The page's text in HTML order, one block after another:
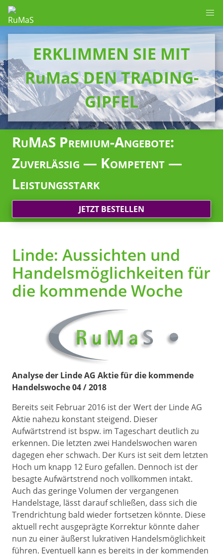
ERKLIMMEN SIE MIT
RuMaS DEN TRADING-
GIPFEL
RuMaS Premium-Angebote:
Zuverlässig — Kompetent —
Leistungsstark
JETZT BESTELLEN
Linde: Aussichten und
Handelsmöglichkeiten für
die kommende Woche
Analyse der Linde AG Aktie für die kommende
Handelswoche 04 / 2018
Bereits seit Februar 2016 ist der Wert der Linde AG
Aktie nahezu konstant steigend. Dieser
Aufwärtstrend ist bspw. im Tageschart deutlich zu
erkennen. Die letzten zwei Handelswochen waren
dagegen eher schwach. Der Kurs ist seit dem letzten
Hoch um knapp 12 Euro gefallen. Dennoch ist der
besagte Aufwärtstrend noch vollkommen intakt.
Auch das geringe Volumen der vergangenen
Handelstage, lässt darauf schließen, dass sich die
Trendrichtung bald wieder fortsetzen könnte. Diese
aktuell recht ausgeprägte Korrektur könnte daher
nun zu einer äußerst lukrativen Handelsmöglichkeit
führen. Eventuell kann es bereits in der kommenden